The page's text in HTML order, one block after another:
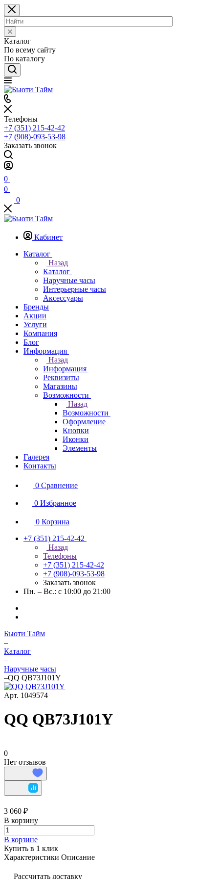
Каталог
По всему сайту
По каталогу
Телефоны
+7 (351) 215-42-42
+7 (908)-093-53-98
Заказать звонок
0
0
0
Кабинет
Каталог
Назад
Каталог
Наручные часы
Интерьерные часы
Аксессуары
Бренды
Акции
Услуги
Компания
Блог
Информация
Назад
Информация
Реквизиты
Магазины
Возможности
Назад
Возможности
Оформление
Кнопки
Иконки
Элементы
Галерея
Контакты
0 Сравнение
0 Избранное
0 Корзина
+7 (351) 215-42-42
Назад
Телефоны
+7 (351) 215-42-42
+7 (908)-093-53-98
Заказать звонок
Пн. – Вс.: с 10:00 до 21:00
Бьюти Тайм
–
Каталог
–
Наручные часы
–QQ QB73J101Y
Арт. 1049574
QQ QB73J101Y
0
Нет отзывов
3 060 ₽
В корзину
В корзине
Купить в 1 клик
Характеристики Описание
Рассчитать доставку